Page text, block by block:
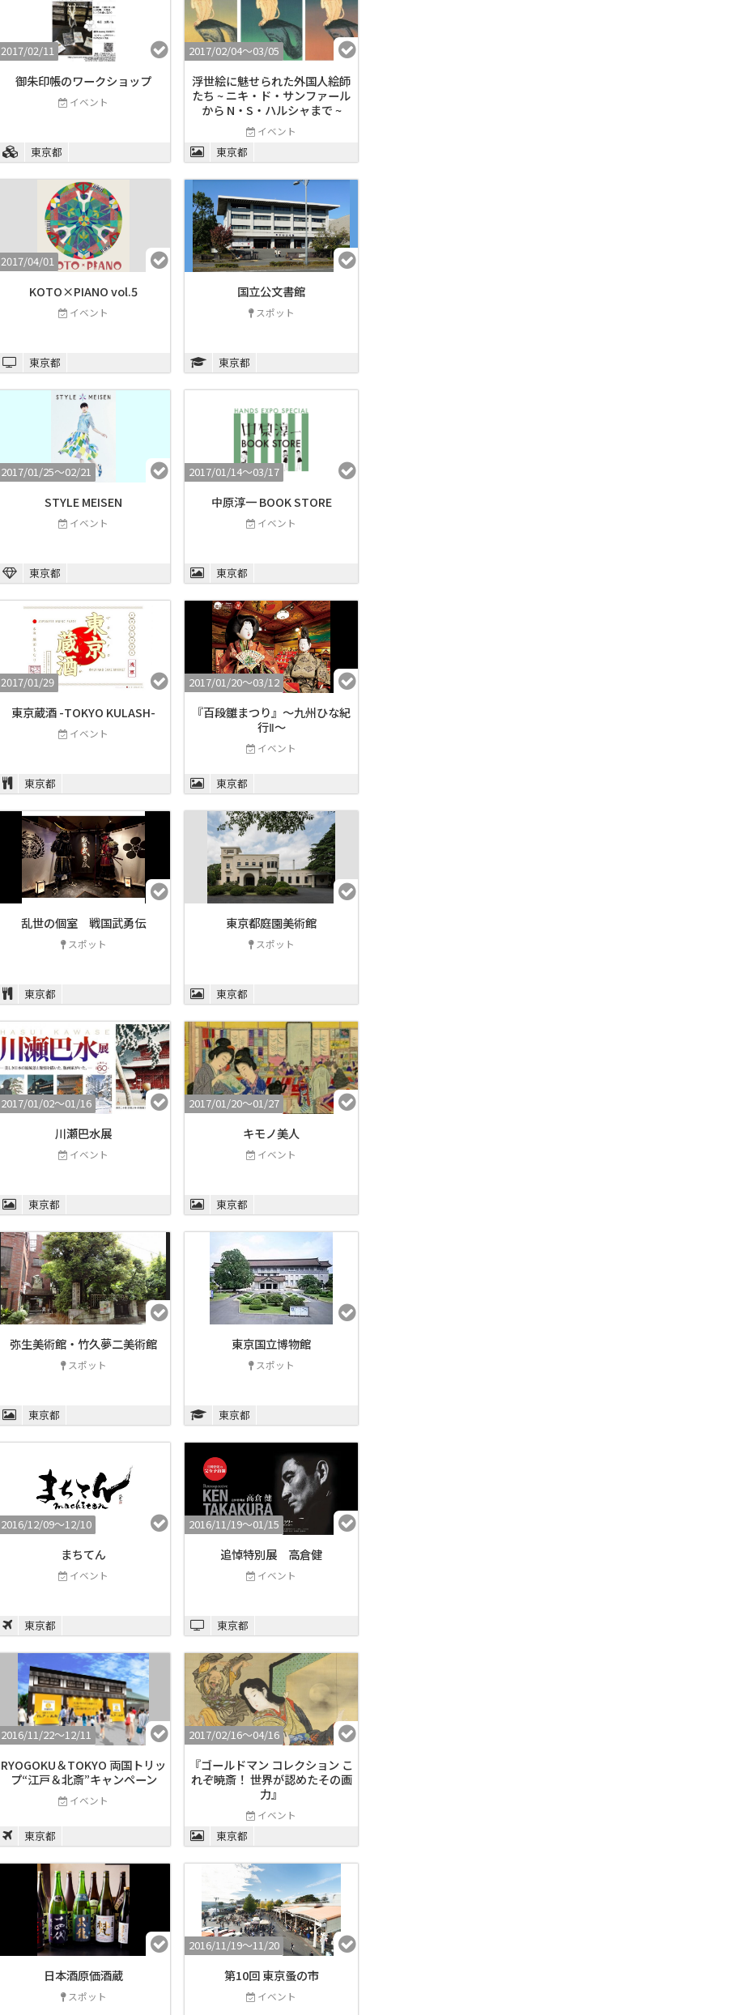
2017/02/11
御朱印帳のワークショップ
イベント
東京都
2017/02/04〜03/05
浮世絵に魅せられた外国人絵師
たち ~ ニキ・ド・サンファール
から N・S・ハルシャまで ~
イベント
東京都
2017/04/01
KOTO×PIANO vol.5
イベント
東京都
国立公文書館
スポット
東京都
2017/01/25〜02/21
STYLE MEISEN
イベント
東京都
2017/01/14〜03/17
中原淳一 BOOK STORE
イベント
東京都
2017/01/29
東京蔵酒 -TOKYO KULASH-
イベント
東京都
2017/01/20〜03/12
『百段雛まつり』～九州ひな紀
行Ⅱ～
イベント
東京都
乱世の個室 戦国武勇伝
スポット
東京都
東京都庭園美術館
スポット
東京都
2017/01/02〜01/16
川瀬巴水展
イベント
東京都
2017/01/20〜01/27
キモノ美人
イベント
東京都
弥生美術館・竹久夢二美術館
スポット
東京都
東京国立博物館
スポット
東京都
2016/12/09〜12/10
まちてん
イベント
東京都
2016/11/19〜01/15
追悼特別展 高倉健
イベント
東京都
2016/11/22〜12/11
RYOGOKU＆TOKYO 両国トリッ
プ“江戸＆北斎”キャンペーン
イベント
東京都
2017/02/16〜04/16
『ゴールドマン コレクション こ
れぞ暁斎！ 世界が認めたその画
力』
イベント
東京都
日本酒原価酒蔵
スポット
2016/11/19〜11/20
第10回 東京蚤の市
イベント